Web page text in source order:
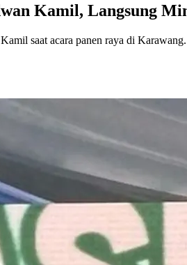
Kamil, Langsung
saat acara panen raya di